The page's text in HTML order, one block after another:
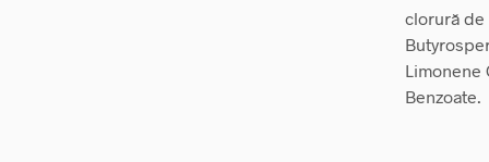
clorură de
Limonene
Benzoate.